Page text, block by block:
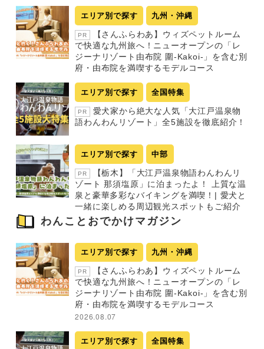
ジ
送
り
エリア別で探す 九州・沖縄
PR
【さんふらわあ】ウィズペットルーム
で快適な九州旅へ！ニューオープンの「レ
ジーナリゾート由布院 圍-Kakoi-」を含む別
府・由布院を満喫するモデルコース
エリア別で探す 全国特集
PR
愛犬家から絶大な人気「大江戸温泉物
語わんわんリゾート」全5施設を徹底紹介！
エリア別で探す 中部
PR
【栃木】「大江戸温泉物語わんわんリ
ゾート 那須塩原」に泊まったよ！ 上質な温
泉と豪華多彩なバイキングを満喫！| 愛犬と
一緒に楽しめる周辺観光スポットもご紹介
わんことおでかけマガジン
エリア別で探す 九州・沖縄
PR
【さんふらわあ】ウィズペットルーム
で快適な九州旅へ！ニューオープンの「レ
ジーナリゾート由布院 圍-Kakoi-」を含む別
府・由布院を満喫するモデルコース
2026.08.07
エリア別で探す 全国特集